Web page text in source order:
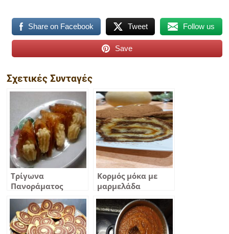
Share on Facebook Tweet Follow us
Save
Σχετικές Συνταγές
Τρίγωνα
Πανοράματος
Θεσσαλονίκης
Κορμός μόκα με
μαρμελάδα
βερίκοκο